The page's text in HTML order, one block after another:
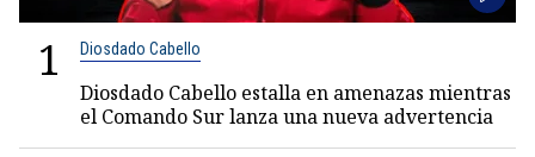
1 Diosdado Cabello
Diosdado Cabello estalla en amenazas mientras
el Comando Sur lanza una nueva advertencia